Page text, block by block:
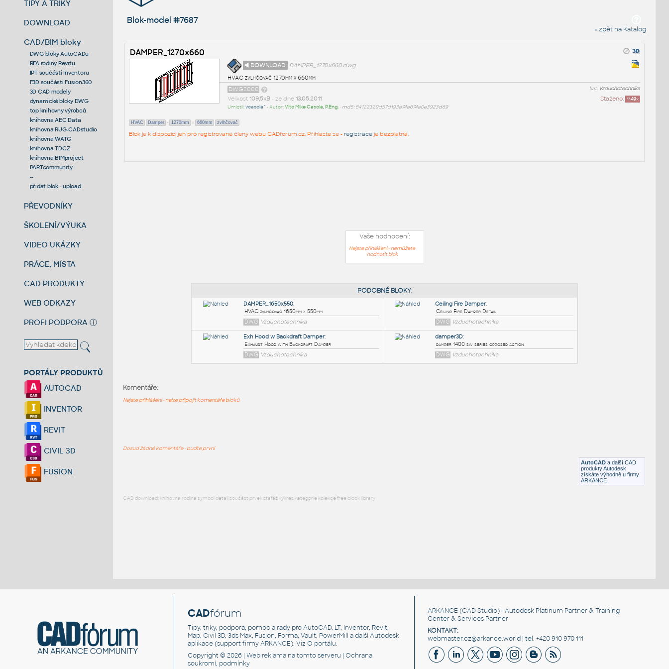
TIPY A TRIKY
DOWNLOAD
CAD/BIM bloky
DWG bloky AutoCADu
RFA rodiny Revitu
IPT součásti Inventoru
F3D součásti Fusion360
3D CAD modely
dynamické bloky DWG
top knihovny výrobců
knihovna AEC Data
knihovna RUG-CADstudio
knihovna WATG
knihovna TDCZ
knihovna BIMproject
PARTcommunity
--
přidat blok - upload
PŘEVODNÍKY
ŠKOLENÍ/VÝUKA
VIDEO UKÁZKY
PRÁCE, MÍSTA
CAD PRODUKTY
WEB ODKAZY
PROFI PODPORA ⓘ
PORTÁLY PRODUKTŮ
AUTOCAD
INVENTOR
REVIT
CIVIL 3D
FUSION
Blok-model #7687
« zpět na Katalog
DAMPER_1270x660
◄ DOWNLOAD
DAMPER_1270x660.dwg
HVAC zvlhčovač 1270mm x 660mm
kat: Vzduchotechnika
DWG2000
Staženo: 1149x
Velikost 109,5kB• ze dne 13.05.2011
Umístil:vcasola^ • Autor:Vito Mike Casola, P.Eng.• md5: 84122329d57d193a74a674a0e3923d69
HVAC Damper - 1270mm x 660mm zvlhčovač
Blok je k dispozici jen pro registrované členy webu CADforum.cz. Přihlaste se - registraceje bezplatná.
Vaše hodnocení:
Nejste přihlášeni - nemůžete
hodnotit blok
Vzduchotechnika
AutoCAD a další CAD
produkty Autodesk
získáte výhodně u firmy
ARKANCE
Komentáře:
Nejste přihlášeni - nelze připojit komentáře bloků
Dosud žádné komentáře - buďte první
CAD download: knihovna rodina symbol detail součást prvek stafáž výkres kategorie kolekce free block library
CADfórum
Tipy, triky, podpora, pomoc a rady pro AutoCAD, LT, Inventor, Revit,
Map, Civil 3D, 3ds Max, Fusion, Forma, Vault, PowerMill a další Autodesk
aplikace (support firmy ARKANCE). VizO portálu.
Copyright © 2026 |Web reklama na tomto serveru |Ochrana
soukromí, podmínky
ARKANCE (CAD Studio) - Autodesk Platinum Partner & Training
Center & Services Partner
KONTAKT:
webmaster.cz@arkance.world | tel. +420 910 970 111